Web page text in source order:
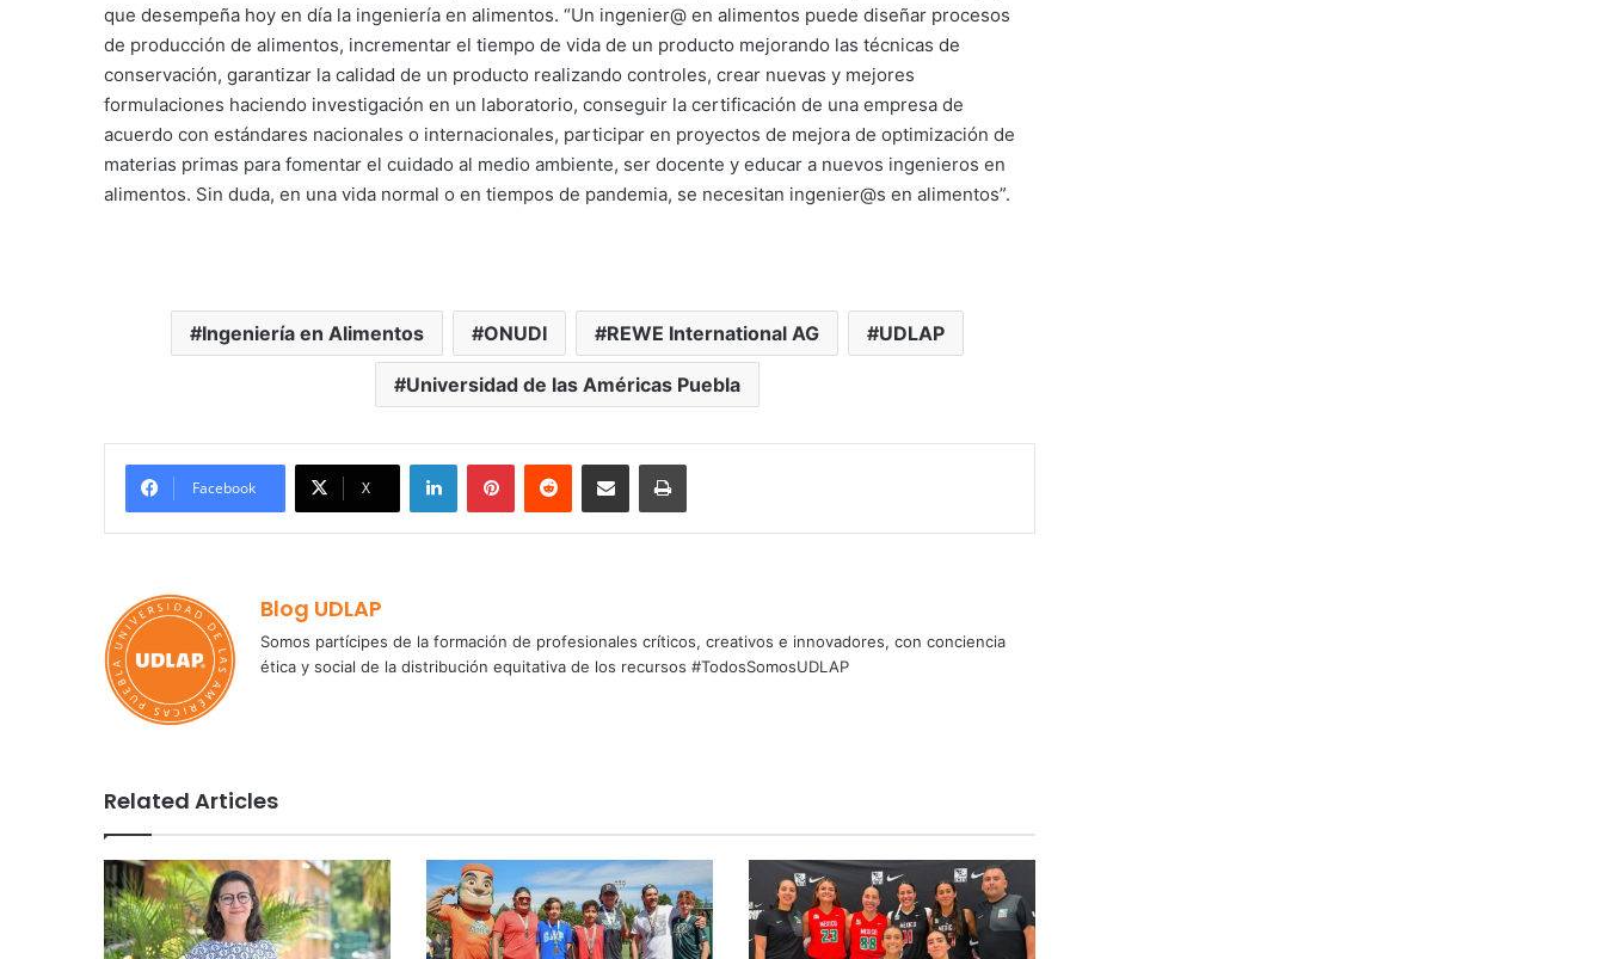
que desempeña hoy en día la ingeniería en alimentos. “Un ingenier@ en alimentos puede diseñar procesos
de producción de alimentos, incrementar el tiempo de vida de un producto mejorando las técnicas de
conservación, garantizar la calidad de un producto realizando controles, crear nuevas y mejores
formulaciones haciendo investigación en un laboratorio, conseguir la certificación de una empresa de
acuerdo con estándares nacionales o internacionales, participar en proyectos de mejora de optimización de
materias primas para fomentar el cuidado al medio ambiente, ser docente y educar a nuevos ingenieros en
alimentos. Sin duda, en una vida normal o en tiempos de pandemia, se necesitan ingenier@s en alimentos”.
Ingeniería en Alimentos ONUDI REWE International AG UDLAP
Universidad de las Américas Puebla
Facebook X
LinkedInPinterestReddit Share via Email Print
Blog UDLAP
Somos partícipes de la formación de profesionales críticos, creativos e innovadores, con conciencia
ética y social de la distribución equitativa de los recursos #TodosSomosUDLAP
Related Articles